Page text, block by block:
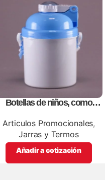
Botellas de niños, como
Articulos Promocionales,
Jarras y Termos
Añadir a cotización